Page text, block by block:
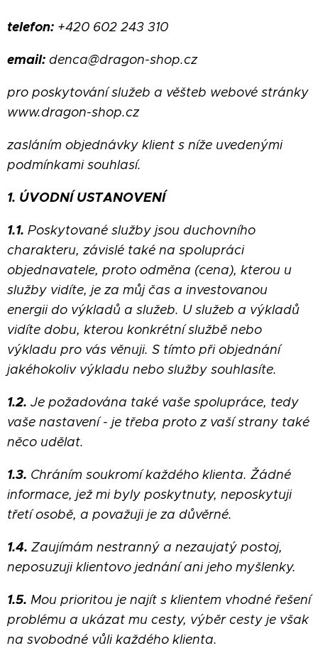
telefon: +420 602 243 310
email: denca@dragon-shop.cz
pro poskytování služeb a věšteb webové stránky
www.dragon-shop.cz
zasláním objednávky klient s níže uvedenými
podmínkami souhlasí.
1. ÚVODNÍ USTANOVENÍ
1.1. Poskytované služby jsou duchovního
charakteru, závislé také na spolupráci
objednavatele, proto odměna (cena), kterou u
služby vidíte, je za můj čas a investovanou
energii do výkladů a služeb. U služeb a výkladů
vidíte dobu, kterou konkrétní službě nebo
výkladu pro vás věnuji. S tímto při objednání
jakéhokoliv výkladu nebo služby souhlasíte.
1.2. Je požadována také vaše spolupráce, tedy
vaše nastavení - je třeba proto z vaší strany také
něco udělat.
1.3. Chráním soukromí každého klienta. Žádné
informace, jež mi byly poskytnuty, neposkytuji
třetí osobě, a považuji je za důvěrné.
1.4. Zaujímám nestranný a nezaujatý postoj,
neposuzuji klientovo jednání ani jeho myšlenky.
1.5. Mou prioritou je najít s klientem vhodné řešení
problému a ukázat mu cesty, výběr cesty je však
na svobodné vůli každého klienta.